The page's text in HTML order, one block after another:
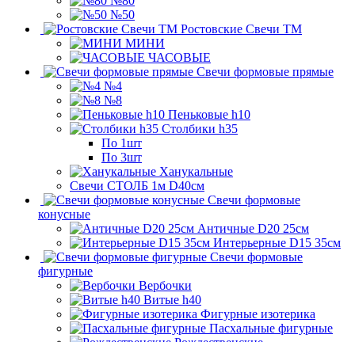
№50
Ростовские Свечи ТМ
МИНИ
ЧАСОВЫЕ
Свечи формовые прямые
№4
№8
Пеньковые h10
Столбики h35
По 1шт
По 3шт
Ханукальные
Свечи СТОЛБ 1м D40см
Свечи формовые
конусные
Античные D20 25см
Интерьерные D15 35см
Свечи формовые
фигурные
Вербочки
Витые h40
Фигурные изотерика
Пасхальные фигурные